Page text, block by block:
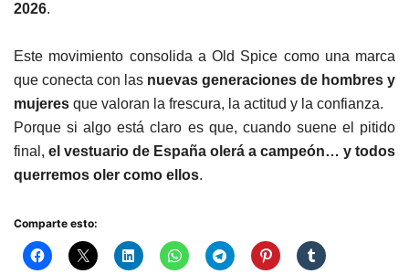
2026.
Este movimiento consolida a Old Spice como una marca
que conecta con las nuevas generaciones de hombres y
mujeres que valoran la frescura, la actitud y la confianza.
Porque si algo está claro es que, cuando suene el pitido
final, el vestuario de España olerá a campeón… y todos
querremos oler como ellos.
Comparte esto: